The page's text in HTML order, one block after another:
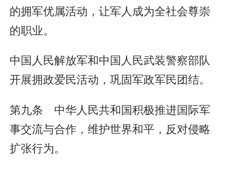
的拥军优属活动，让军人成为全社会尊崇
的职业。
中国人民解放军和中国人民武装警察部队
开展拥政爱民活动，巩固军政军民团结。
第九条 中华人民共和国积极推进国际军
事交流与合作，维护世界和平，反对侵略
扩张行为。